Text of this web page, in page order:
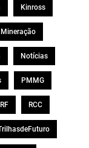
Kinross
Mineração
Notícias
PMMG
RCC